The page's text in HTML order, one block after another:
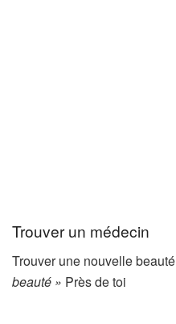
Trouver un médecin
Trouver une nouvelle beauté
beauté » Près de toi